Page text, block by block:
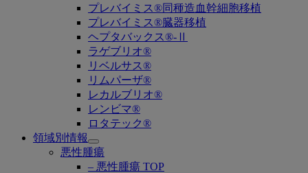
プレバイミス®同種造血幹細胞移植
プレバイミス®臓器移植
ヘプタバックス®-Ⅱ
ラゲブリオ®
リベルサス®
リムパーザ®
レカルブリオ®
レンビマ®
ロタテック®
領域別情報
Open
submenu
悪性腫瘍
– 悪性腫瘍 TOP